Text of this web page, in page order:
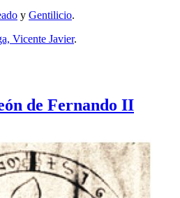
y Gentilicio.
Vicente Javier.
de Fernando II